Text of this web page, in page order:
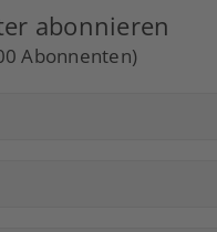
abonnieren
Abonnenten)